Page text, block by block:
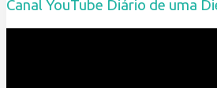
Canal YouTube Diário de uma